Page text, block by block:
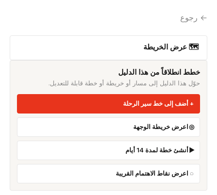
← رجوع
🗺 عرض الخريطة
خطط انطلاقاً من هذا الدليل
حوّل هذا الدليل إلى مسار أو خريطة أو خطة قابلة للتعديل.
أضف إلى خط سير الرحلة
اعرض خريطة الوجهة
أنشئ خطة لمدة 14 أيام
اعرض نقاط الاهتمام القريبة